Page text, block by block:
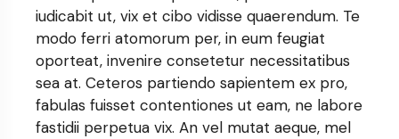
iudicabit ut, vix et cibo vidisse quaerendum. Te
modo ferri atomorum per, in eum feugiat
oporteat, invenire consetetur necessitatibus
sea at. Ceteros partiendo sapientem ex pro,
fabulas fuisset contentiones ut eam, ne labore
fastidii perpetua vix. An vel mutat aeque, mel